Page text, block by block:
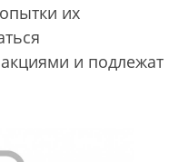
их
и подлежат